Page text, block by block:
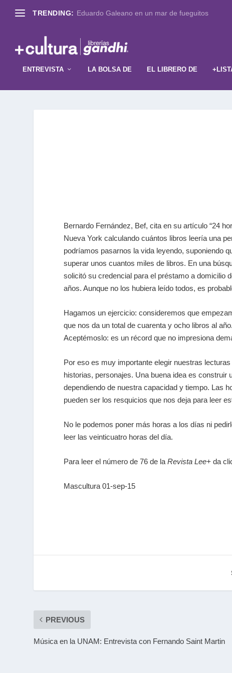
TRENDING: Eduardo Galeano en un mar de fueguitos
ENTREVISTA LA BOLSA DE EL LIBRERO DE
Bernardo Fernández, Bef, cita en su artículo “24
Nueva York calculando cuántos libros leería una
podríamos pasarnos la vida leyendo, suponiendo
superar unos cuantos miles de libros. En una
solicitó su credencial para el préstamo a domicilio
años. Aunque no los hubiera leído todos, es
Hagamos un ejercicio: consideremos que
que nos da un total de cuarenta y ocho libros al
Aceptémoslo: es un récord que no impresiona
Por eso es muy importante elegir nuestras
historias, personajes. Una buena idea es
dependiendo de nuestra capacidad y tiempo. Las
pueden ser los resquicios que nos deja para leer
No le podemos poner más horas a los días ni
leer las veinticuatro horas del día.
Para leer el número de 76 de laRevista Lee+ da
Mascultura 01-sep-15
PREVIOUS
Música en la UNAM: Entrevista con Fernando Saint Martin